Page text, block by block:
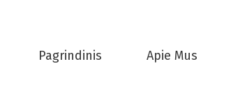
Pagrindinis Apie Mus